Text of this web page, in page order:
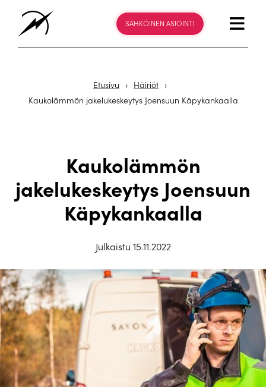
SÄHKÖINEN ASIOINTI
Etusivu › Häiriöt ›
Kaukolämmön jakelukeskeytys Joensuun Käpykankaalla
Kaukolämmön
jakelukeskeytys Joensuun
Käpykankaalla
Julkaistu 15.11.2022